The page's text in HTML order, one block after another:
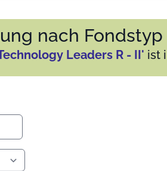
nach Fondstyp
Leaders R - II' ist